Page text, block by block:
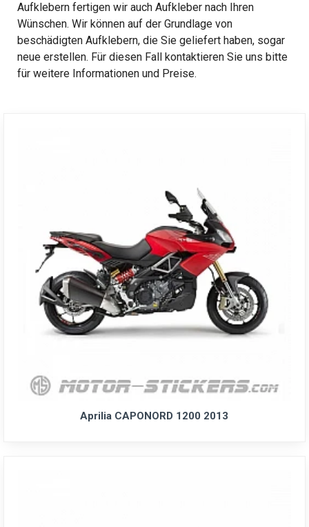
Aufklebern fertigen wir auch Aufkleber nach Ihren
Wünschen. Wir können auf der Grundlage von
beschädigten Aufklebern, die Sie geliefert haben, sogar
neue erstellen. Für diesen Fall kontaktieren Sie uns bitte
für weitere Informationen und Preise.
Aprilia CAPONORD 1200 2013